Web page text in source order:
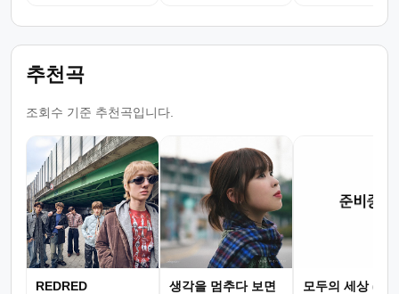
추천곡
조회수 기준 추천곡입니다.
REDRED 생각을 멈추다 보면 모두의 세상 (뮤